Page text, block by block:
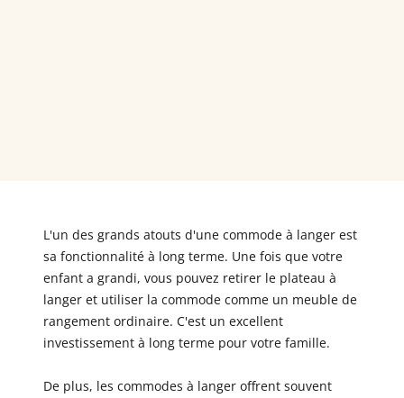
L'un des grands atouts d'une commode à langer est
sa fonctionnalité à long terme. Une fois que votre
enfant a grandi, vous pouvez retirer le plateau à
langer et utiliser la commode comme un meuble de
rangement ordinaire. C'est un excellent
investissement à long terme pour votre famille.
De plus, les commodes à langer offrent souvent